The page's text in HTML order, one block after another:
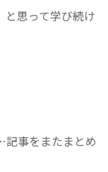
思って学び続け
事をまたまとめ